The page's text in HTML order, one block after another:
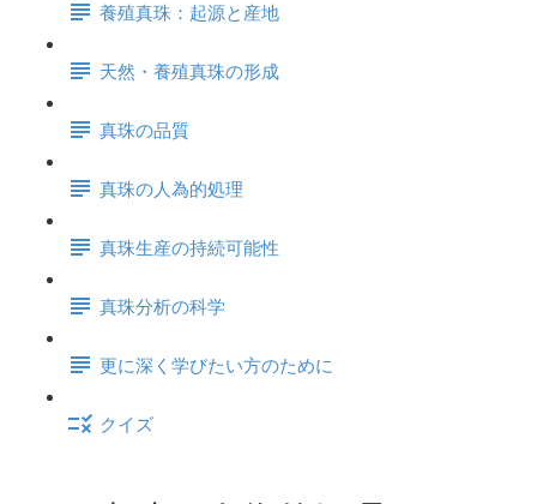
養殖真珠：起源と産地
天然・養殖真珠の形成
真珠の品質
真珠の人為的処理
真珠生産の持続可能性
真珠分析の科学
更に深く学びたい方のために
クイズ